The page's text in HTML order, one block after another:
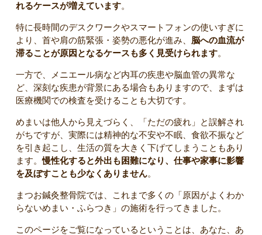
れるケースが増えています。
特に長時間のデスクワークやスマートフォンの使いすぎに
より、首や肩の筋緊張・姿勢の悪化が進み、 脳への血流が
滞ることが原因となるケースも多く見受けられます。
一方で、メニエール病など内耳の疾患や脳血管の異常な
ど、深刻な疾患が背景にある場合もありますので、まずは
医療機関での検査を受けることも大切です。
めまいは他人から見えづらく、「ただの疲れ」と誤解され
がちですが、実際には精神的な不安や不眠、食欲不振など
を引き起こし、生活の質を大きく下げてしまうこともあり
ます。慢性化すると外出も困難になり、仕事や家事に影響
を及ぼすことも少なくありません。
まつお鍼灸整骨院では、これまで多くの「原因がよくわか
らないめまい・ふらつき」の施術を行ってきました。
このページをご覧になっているということは、あなた、あ